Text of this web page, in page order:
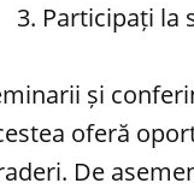
3. Participați la
și
oferă
De